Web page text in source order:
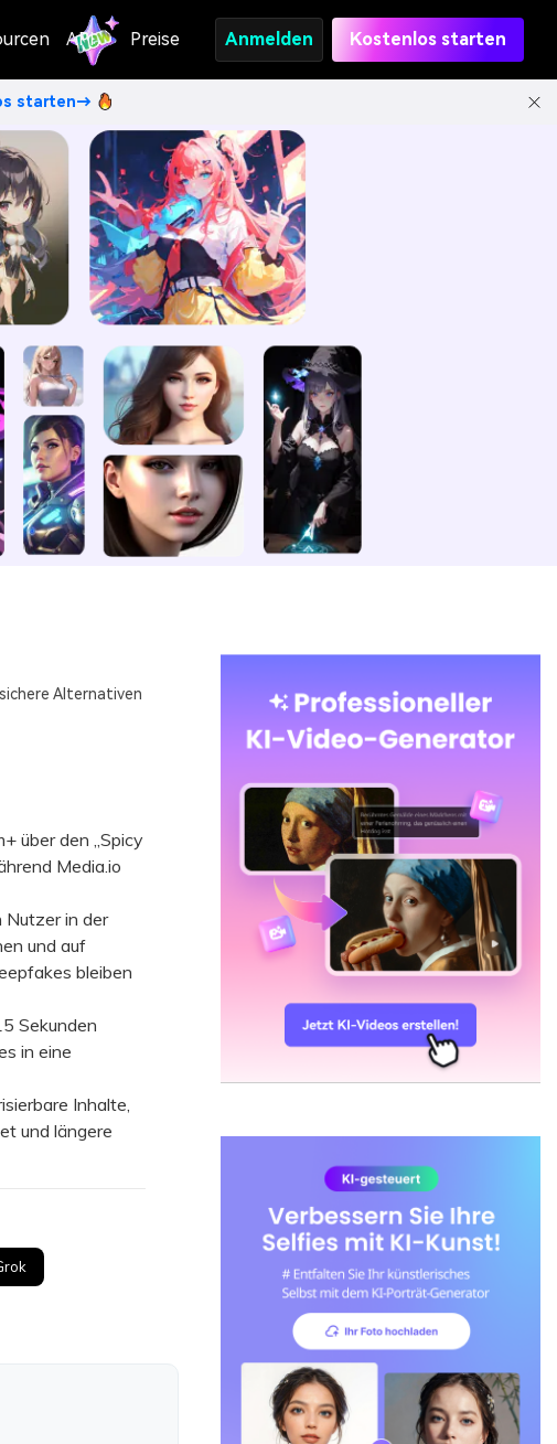
API Preise Anmelden Kostenlos starten
starten→
Alternativen
über den „Spicy
Media.io
in der
und auf
bleiben
Sekunden
in eine
Inhalte,
und längere